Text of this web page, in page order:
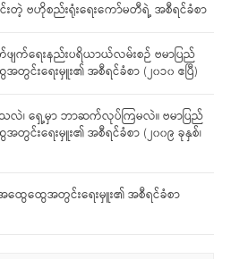
ဗဟိုစည်းရုံးရေးကော်မတီရဲ့ အစီရင်ခံစာ
ဖျက်ရေးနည်းပရိယာယ်လမ်းစဉ် ဗမာပြည်
င်းရေးမှူး၏ အစီရင်ခံစာ (၂၀၁၀ ဧပြီ)
၊ ရှေ့မှာ ဘာဆက်လုပ်ကြမလဲ။ ဗမာပြည်
င်းရေးမှူး၏ အစီရင်ခံစာ (၂၀၀၉ ခုနှစ်၊
ထွေထွေအတွင်းရေးမှူး၏ အစီရင်ခံစာ